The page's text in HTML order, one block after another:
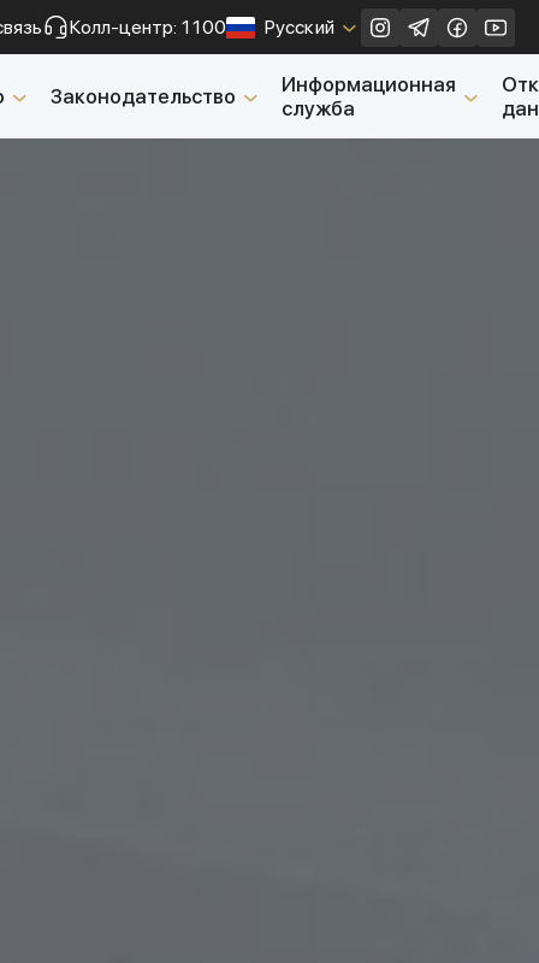
Колл-центр: 1100 Русский
Законодательство
Информационная
служба